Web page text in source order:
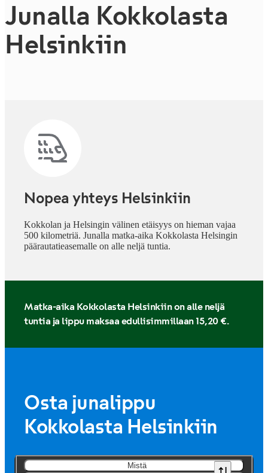
Junalla Kokkolasta
Helsinkiin
Nopea yhteys Helsinkiin
Kokkolan ja Helsingin välinen etäisyys on hieman vajaa
500 kilometriä. Junalla matka-aika Kokkolasta Helsingin
päärautatieasemalle on alle neljä tuntia.
Matka-aika Kokkolasta Helsinkiin on alle neljä
tuntia ja lippu maksaa edullisimmillaan 15,20 €.
Osta junalippu
Kokkolasta Helsinkiin
Mistä